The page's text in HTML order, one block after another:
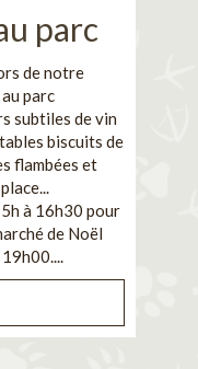
parc
de notre
parc
subtiles de vin
biscuits de
flambées et
à 16h30 pour
de Noël